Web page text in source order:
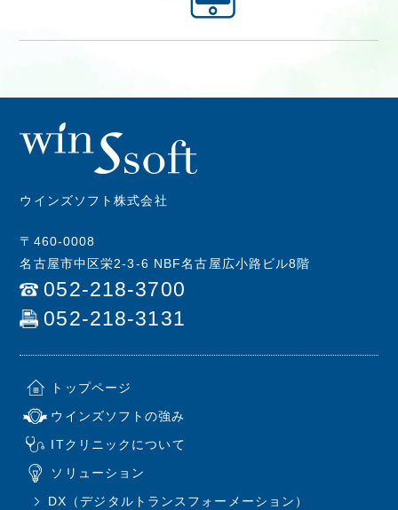
ウインズソフト株式会社
〒460-0008
名古屋市中区栄2-3-6 NBF名古屋広小路ビル8階
052-218-3700
052-218-3131
トップページ
ウインズソフトの強み
ITクリニックについて
ソリューション
DX（デジタルトランスフォーメーション）